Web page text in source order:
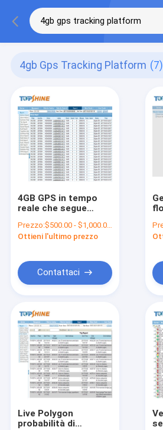
4gb Gps Tracking Platform (7)
4GB GPS in tempo
reale che segue
programma di bus di
Smart del software
con l'allarme di SOS
Prezzo:$500.00 - $1,000.00/Pieces
Ottieni l'ultimo prezzo
Contattaci
Live Polygon
probabilità di